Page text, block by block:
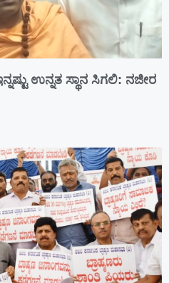
ಉನ್ನತ ಸ್ಥಾನ ಸಿಗಲಿ: ನಜೀರ